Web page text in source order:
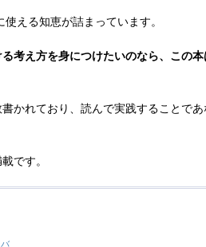
える知恵が詰まっています。
考え方を身につけたいのなら、この
かれており、読んで実践することで
です。